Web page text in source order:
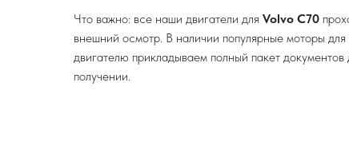
Что важно: все наши двигатели для Volvo C70
внешний осмотр. В наличии популярные моторы
двигателю прикладываем полный пакет
получении.